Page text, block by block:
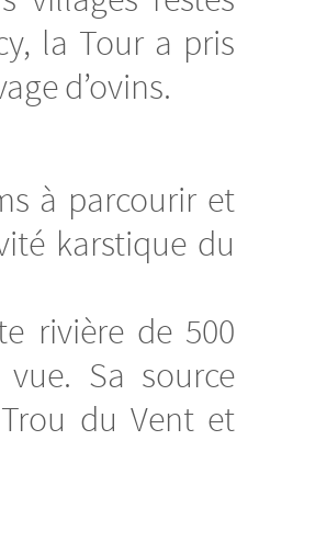
la Tour a pris
d’ovins.
à parcourir et
karstique du
rivière de 500
Sa source
du Vent et